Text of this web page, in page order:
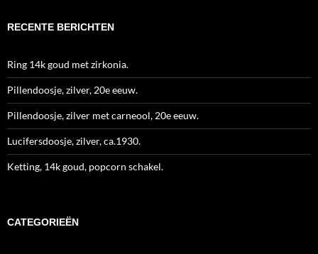
RECENTE BERICHTEN
Ring 14k goud met zirkonia.
Pillendoosje, zilver, 20e eeuw.
Pillendoosje, zilver met carneool, 20e eeuw.
Lucifersdoosje, zilver, ca.1930.
Ketting, 14k goud, popcorn schakel.
CATEGORIEËN